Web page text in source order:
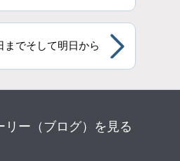
でそして明日から
リー（ブログ）を見る